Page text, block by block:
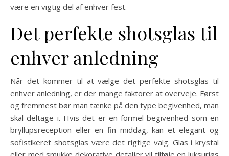
være en vigtig del af enhver fest.
Det perfekte shotsglas til
enhver anledning
Når det kommer til at vælge det perfekte shotsglas til
enhver anledning, er der mange faktorer at overveje. Først
og fremmest bør man tænke på den type begivenhed, man
skal deltage i. Hvis det er en formel begivenhed som en
bryllupsreception eller en fin middag, kan et elegant og
sofistikeret shotsglas være det rigtige valg. Glas i krystal